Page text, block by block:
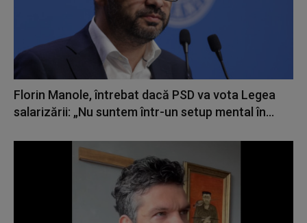
Florin Manole, întrebat dacă PSD va vota Legea
salarizării: „Nu suntem într-un setup mental în...